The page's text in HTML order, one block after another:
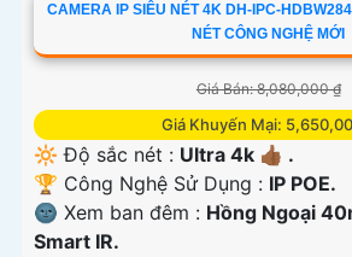
CAMERA IP SIÊU NÉT 4K DH-IPC-
NÉT CÔNG NGHỆ MỚI
Giá Bán: 8,080,000 ₫
Giá Khuyến Mại:
🔆 Độ sắc nét : Ultra 4k 👍🏾 .
🏆 Công Nghệ Sử Dụng : IP POE.
🌚 Xem ban đêm : Hồng Ngoại
Smart IR.